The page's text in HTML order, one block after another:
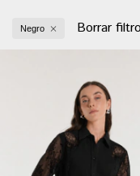
Negro Borrar